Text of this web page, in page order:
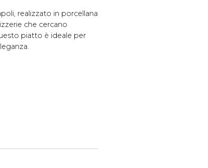
realizzato in porcellana
che cercano
piatto è ideale per